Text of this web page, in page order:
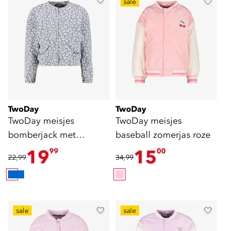
TwoDay
TwoDay meisjes
bomberjack met
panterprint lichtblauw
22,991999
TwoDay
TwoDay meisjes
baseball zomerjas roze
34,991500
sale sale